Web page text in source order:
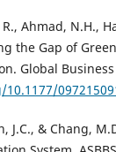
Ahmad, N.H.,
the Gap of
Global Business
J.C., & Chang,